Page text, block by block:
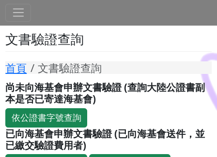
文書驗證查詢
首頁 文書驗證查詢
尚未向海基會申辦文書驗證 (查詢大陸公證書副
本是否已寄達海基會)
依公證書字號查詢
已向海基會申辦文書驗證 (已向海基會送件，並
已繳交驗證費用者)